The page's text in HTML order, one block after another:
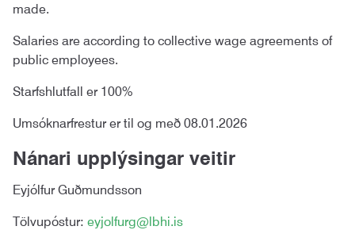
made.
Salaries are according to collective wage agreements of
public employees.
Starfshlutfall er 100%
Umsóknarfrestur er til og með 08.01.2026
Nánari upplýsingar veitir
Eyjólfur Guðmundsson
Tölvupóstur: eyjolfurg@lbhi.is